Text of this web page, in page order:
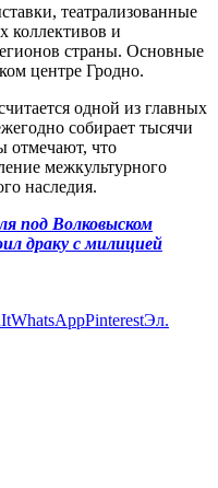
театрализованные
коллективов и
страны. Основные
центре Гродно.
одной из главных
собирает тысячи
отмечают, что
межкультурного
наследия.
под Волковыском
драку с милицией
WhatsAppPinterestЭл.